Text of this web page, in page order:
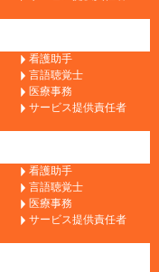
看護助手
言語聴覚士
医療事務
サービス提供責任者
看護助手
言語聴覚士
医療事務
サービス提供責任者